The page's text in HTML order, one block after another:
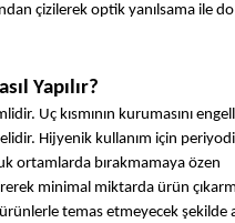
çizilerek optik yanılsama ile
Yapılır?
Uç kısmının kurumasını
Hijyenik kullanım için
ortamlarda bırakmamaya özen
minimal miktarda ürün
temas etmeyecek şekilde